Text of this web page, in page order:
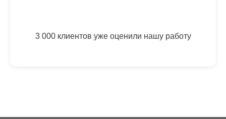
3 000 клиентов уже оценили нашу работу